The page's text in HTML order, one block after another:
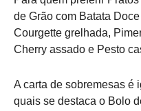
de Grão com Batata
Courgette grelhada,
Cherry assado e Pesto
A carta de sobremesas é
quais se destaca o Bolo